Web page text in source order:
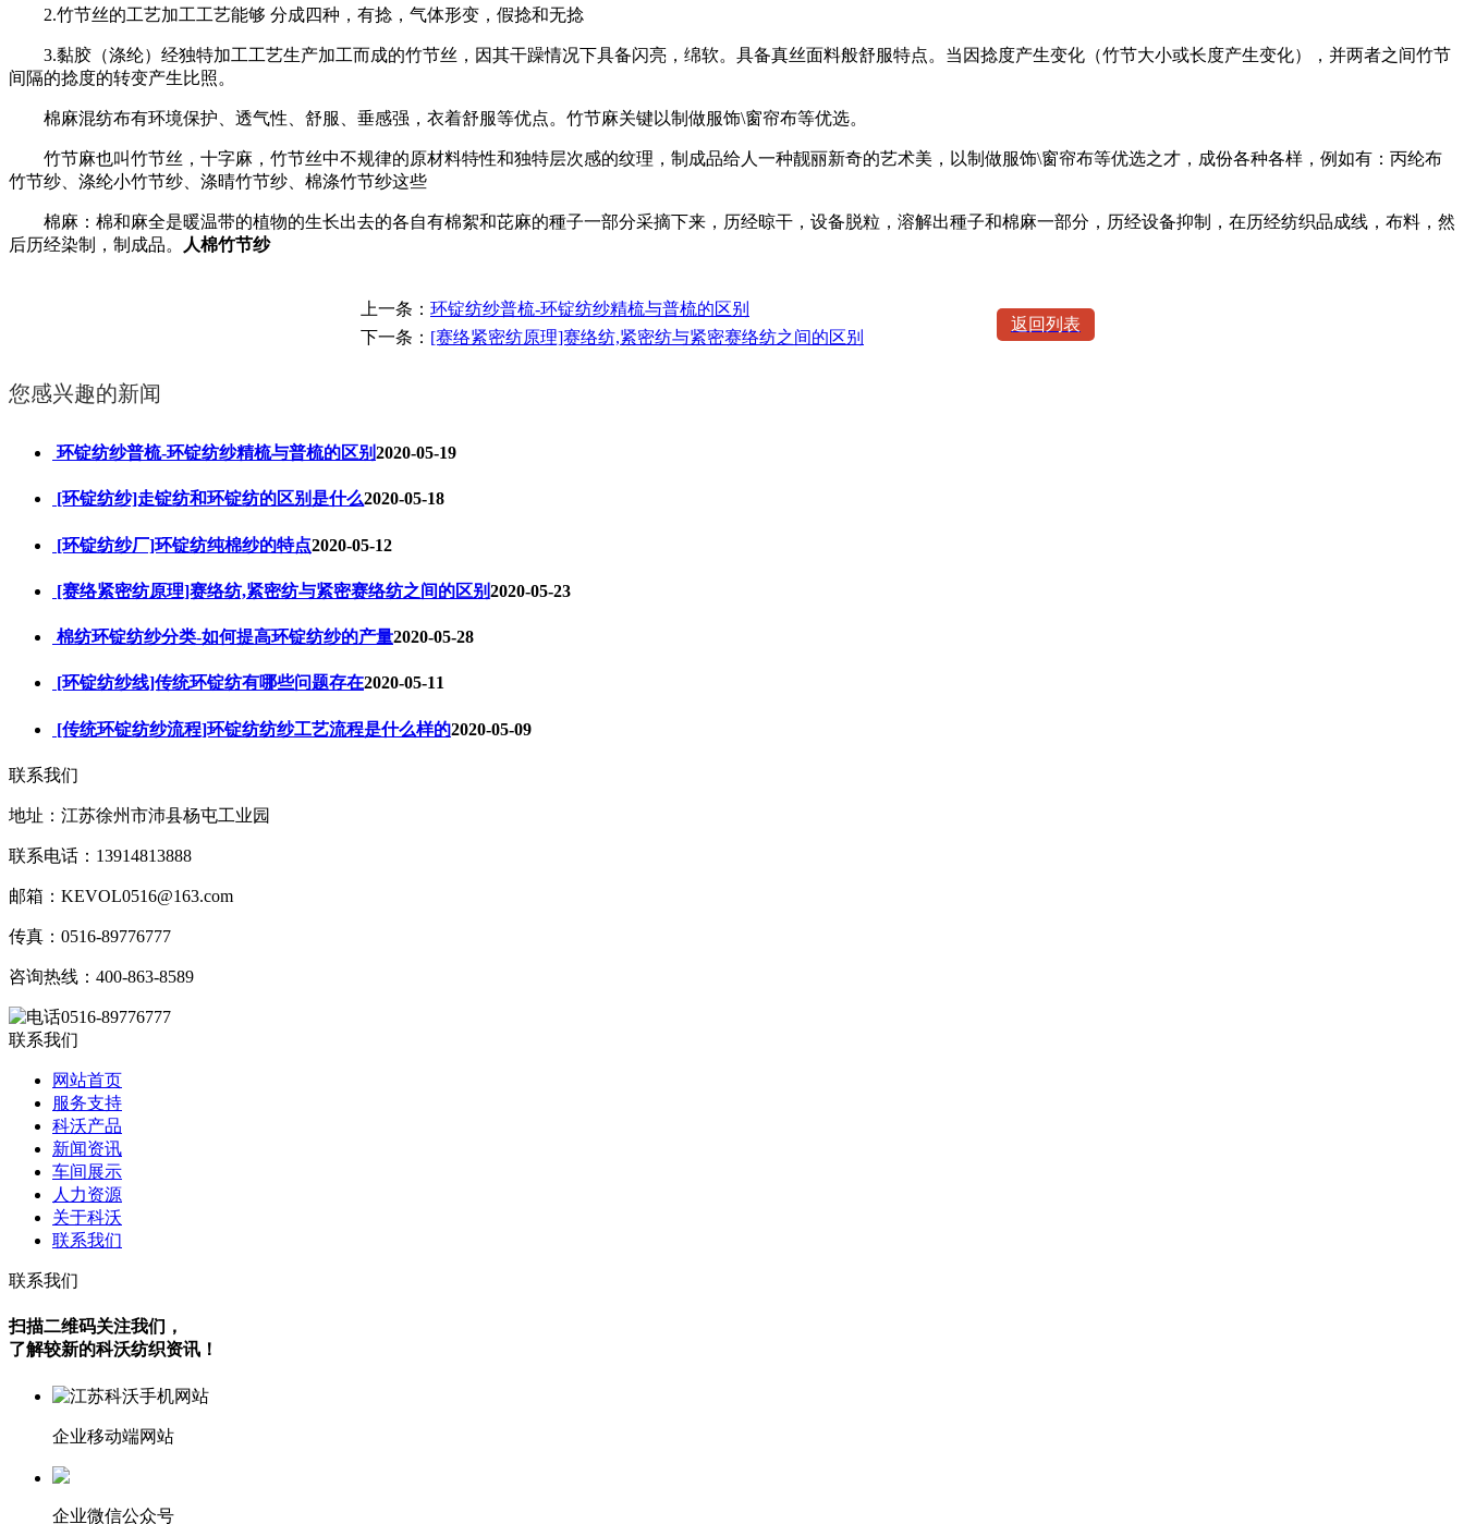
2.竹节丝的工艺加工工艺能够 分成四种，有捻，气体形变，假捻和无捻
3.黏胶（涤纶）经独特加工工艺生产加工而成的竹节丝，因其干躁情况下具备闪亮，绵软。具备真丝面料般舒服特点。当因捻度产生变化（竹节大小或长度产生变化），并两者之间竹节
间隔的捻度的转变产生比照。
棉麻混纺布有环境保护、透气性、舒服、垂感强，衣着舒服等优点。竹节麻关键以制做服饰\窗帘布等优选。
竹节麻也叫竹节丝，十字麻，竹节丝中不规律的原材料特性和独特层次感的纹理，制成品给人一种靓丽新奇的艺术美，以制做服饰\窗帘布等优选之才，成份各种各样，例如有：丙纶布
竹节纱、涤纶小竹节纱、涤晴竹节纱、棉涤竹节纱这些
棉麻：棉和麻全是暖温带的植物的生长出去的各自有棉絮和芘麻的種子一部分采摘下来，历经晾干，设备脱粒，溶解出種子和棉麻一部分，历经设备抑制，在历经纺织品成线，布料，然
后历经染制，制成品。
人棉竹节纱
上一条： 环锭纺纱普梳-环锭纺纱精梳与普梳的区别
下一条： [赛络紧密纺原理]赛络纺,紧密纺与紧密赛络纺之间的区别
返回列表
您感兴趣的新闻
环锭纺纱普梳-环锭纺纱精梳与普梳的区别2020-05-19
[环锭纺纱]走锭纺和环锭纺的区别是什么2020-05-18
[环锭纺纱厂]环锭纺纯棉纱的特点2020-05-12
[赛络紧密纺原理]赛络纺,紧密纺与紧密赛络纺之间的区别2020-05-23
棉纺环锭纺纱分类-如何提高环锭纺纱的产量2020-05-28
[环锭纺纱线]传统环锭纺有哪些问题存在2020-05-11
[传统环锭纺纱流程]环锭纺纺纱工艺流程是什么样的2020-05-09
联系我们
地址：江苏徐州市沛县杨屯工业园
联系电话：13914813888
邮箱：KEVOL0516@163.com
传真：0516-89776777
咨询热线：400-863-8589
0516-89776777
联系我们
网站首页
服务支持
科沃产品
新闻资讯
车间展示
人力资源
关于科沃
联系我们
联系我们
扫描二维码关注我们，
了解较新的科沃纺织资讯！
企业移动端网站
企业微信公众号